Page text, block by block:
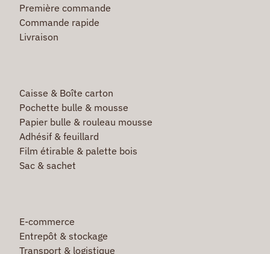
Première commande
Commande rapide
Livraison
Caisse & Boîte carton
Pochette bulle & mousse
Papier bulle & rouleau mousse
Adhésif & feuillard
Film étirable & palette bois
Sac & sachet
E-commerce
Entrepôt & stockage
Transport & logistique